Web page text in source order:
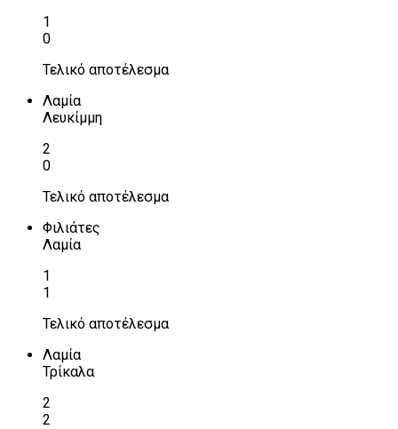
1
0
Τελικό αποτέλεσμα
Λαμία
Λευκίμμη
2
0
Τελικό αποτέλεσμα
Φιλιάτες
Λαμία
1
1
Τελικό αποτέλεσμα
Λαμία
Τρίκαλα
2
2